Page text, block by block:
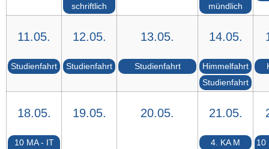
schriftlich
mündlich
11.05.
Studienfahrt
12.05.
Studienfahrt
13.05.
Studienfahrt
14.05.
Himmelfahrt
Studienfahrt
18.05.
10 MA - IT
19.05. 20.05. 21.05.
4. KA M 10